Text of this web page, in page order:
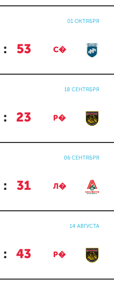
01 ОКТЯБРЯ
: 53 С�
18 СЕНТЯБРЯ
: 23 Р�
06 СЕНТЯБРЯ
: 31 Л�
14 АВГУСТА
: 43 Р�